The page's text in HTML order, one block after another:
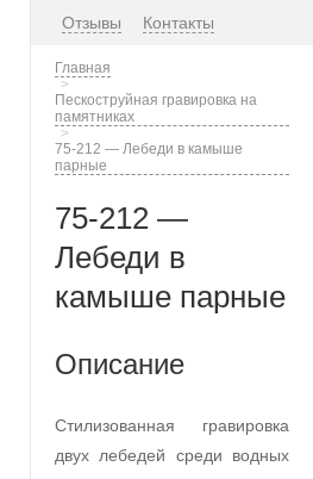
Отзывы Контакты
Главная
Пескоструйная гравировка на
памятниках
75-212 — Лебеди в камыше
парные
75-212 —
Лебеди в
камыше парные
Описание
Стилизованная гравировка
двух лебедей среди водных